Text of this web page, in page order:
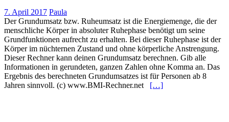
7. April 2017 Paula
Der Grundumsatz bzw. Ruheumsatz ist die Energiemenge, die der
menschliche Körper in absoluter Ruhephase benötigt um seine
Grundfunktionen aufrecht zu erhalten. Bei dieser Ruhephase ist der
Körper im nüchternen Zustand und ohne körperliche Anstrengung.
Dieser Rechner kann deinen Grundumsatz berechnen. Gib alle
Informationen in gerundeten, ganzen Zahlen ohne Komma an. Das
Ergebnis des berechneten Grundumsatzes ist für Personen ab 8
Jahren sinnvoll. (c) www.BMI-Rechner.net […]